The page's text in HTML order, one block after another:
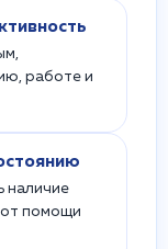
работе и
наличие
от помощи